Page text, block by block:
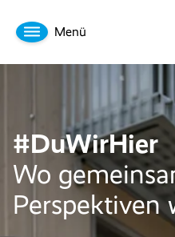
Menü
#DuWirHier
Wo
Perspektiven